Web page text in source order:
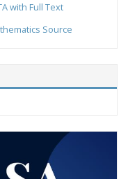
with Full Text
Source